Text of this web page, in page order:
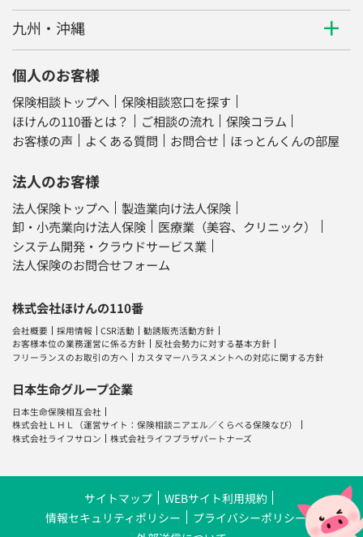
九州・沖縄
個人のお客様
保険相談トップへ
保険相談窓口を探す
ほけんの110番とは？
ご相談の流れ
保険コラム
お客様の声
よくある質問 お問合せ ほっとんくんの部屋
法人のお客様
法人保険トップへ
製造業向け法人保険
卸・小売業向け法人保険
医療業（美容、クリニック）
システム開発・クラウドサービス業
法人保険のお問合せフォーム
株式会社ほけんの110番
会社概要 採用情報 CSR活動
勧誘販売活動方針
お客様本位の業務運営に係る方針
反社会勢力に対する基本方針
フリーランスのお取引の方へ
カスタマーハラスメントへの対応に関する方針
日本生命グループ企業
日本生命保険相互会社
株式会社ＬＨＬ （運営サイト：保険相談ニアエル／ くらべる保険なび）
株式会社ライフサロン
株式会社ライフプラザパートナーズ
サイトマップ
WEBサイト利用規約
情報セキュリティポリシー
プライバシーポリシー